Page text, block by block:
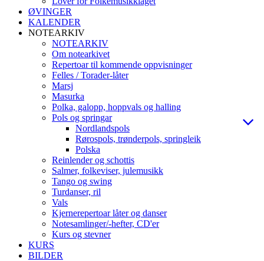
ØVINGER
KALENDER
NOTEARKIV
NOTEARKIV
Om notearkivet
Repertoar til kommende oppvisninger
Felles / Torader-låter
Marsj
Masurka
Polka, galopp, hoppvals og halling
Pols og springar
Nordlandspols
Rørospols, trønderpols, springleik
Polska
Reinlender og schottis
Salmer, folkeviser, julemusikk
Tango og swing
Turdanser, ril
Vals
Kjernerepertoar låter og danser
Notesamlinger/-hefter, CD'er
Kurs og stevner
KURS
BILDER